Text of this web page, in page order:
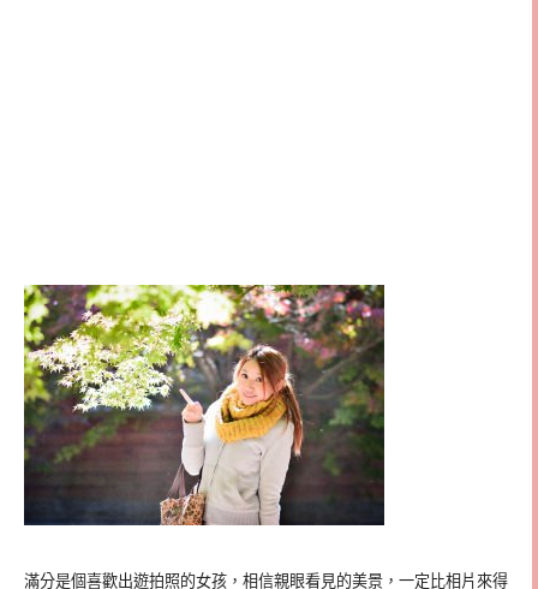
滿分是個喜歡出遊拍照的女孩，相信親眼看見的美景，一定比相片來得